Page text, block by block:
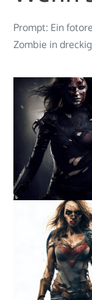
Prompt: Ein
Zombie in